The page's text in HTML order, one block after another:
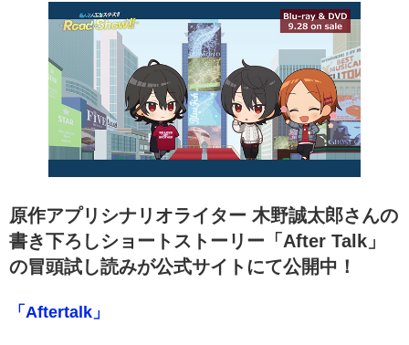
原作アプリシナリオライター 木野誠太郎さんの
書き下ろしショートストーリー「After Talk」
の冒頭試し読みが公式サイトにて公開中！
「Aftertalk」